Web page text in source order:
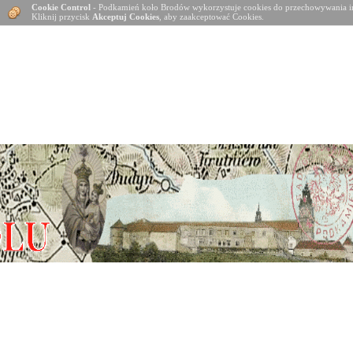
Cookie Control - Podkamień koło Brodów wykorzystuje cookies do
Kliknij przycisk Akceptuj Cookies , aby zaakceptować Cookies.